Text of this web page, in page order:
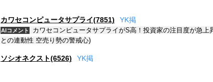
カワセコンピュータサプライ(7851) YK掲
AIコメント
カワセコンピュータサプライがS高！投資家の注目度が急上
との連動性 空売り勢の警戒心)
ソシオネクスト(6526) YK掲